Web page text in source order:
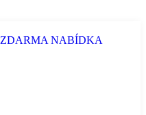
ZDARMA NABÍDKA